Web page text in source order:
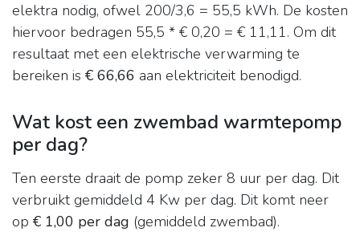
elektra nodig, ofwel 200/3,6 = 55,5 kWh. De kosten
hiervoor bedragen 55,5 * € 0,20 = € 11,11. Om dit
resultaat met een elektrische verwarming te
bereiken is € 66,66 aan elektriciteit benodigd.
Wat kost een zwembad warmtepomp
per dag?
Ten eerste draait de pomp zeker 8 uur per dag. Dit
verbruikt gemiddeld 4 Kw per dag. Dit komt neer
op € 1,00 per dag (gemiddeld zwembad).